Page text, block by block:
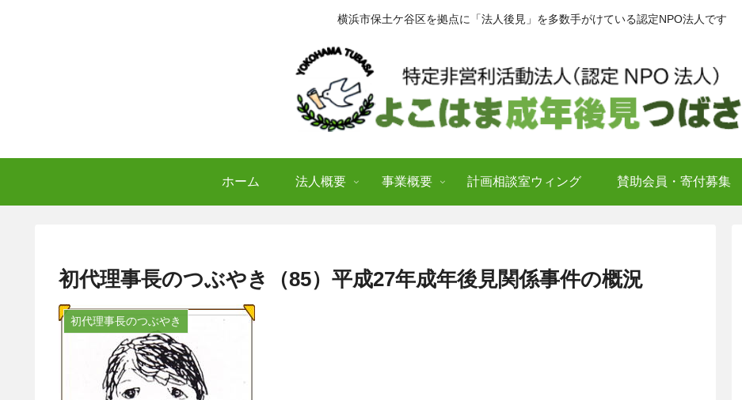
横浜市保土ケ谷区を拠点に「法人後見」を多数手がけている認定NPO法人です
ホーム 法人概要 事業概要 計画相談室ウィング 賛助会員・寄付募集
初代理事長のつぶやき（85）平成27年成年後見関係事件の概況
初代理事長のつぶやき